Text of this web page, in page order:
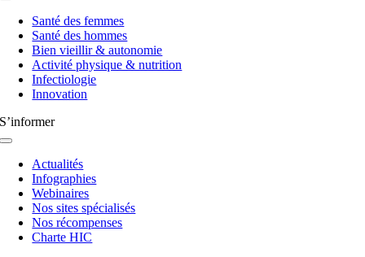
Navigation
basculeSanté des femmes
Santé des hommes
Bien vieillir & autonomie
Activité physique & nutrition
Infectiologie
Innovation
S’informer
Navigation
basculeActualités
Infographies
Webinaires
Nos sites spécialisés
Nos récompenses
Charte HIC